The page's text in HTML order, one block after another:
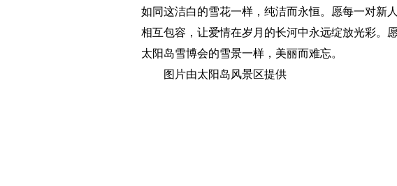
如同这洁白的雪花一样，纯洁而永恒。愿每一对新
相互包容，让爱情在岁月的长河中永远绽放光彩。
太阳岛雪博会的雪景一样，美丽而难忘。
图片由太阳岛风景区提供